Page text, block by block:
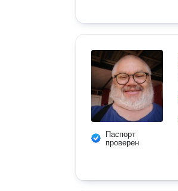
Паспорт
проверен